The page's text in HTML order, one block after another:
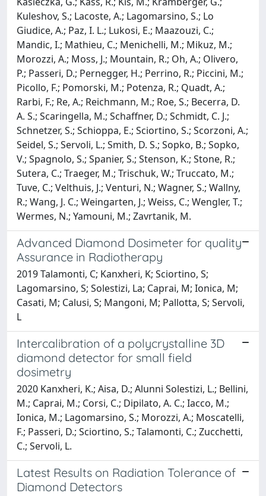
Kuleshov, S.; Lacoste, A.; Lagomarsino, S.; Lo
Giudice, A.; Paz, I. L.; Lukosi, E.; Maazouzi, C.;
Mandic, I.; Mathieu, C.; Menichelli, M.; Mikuz, M.;
Morozzi, A.; Moss, J.; Mountain, R.; Oh, A.; Olivero,
P.; Passeri, D.; Pernegger, H.; Perrino, R.; Piccini, M.;
Picollo, F.; Pomorski, M.; Potenza, R.; Quadt, A.;
Rarbi, F.; Re, A.; Reichmann, M.; Roe, S.; Becerra, D.
A. S.; Scaringella, M.; Schaffner, D.; Schmidt, C. J.;
Schnetzer, S.; Schioppa, E.; Sciortino, S.; Scorzoni, A.;
Seidel, S.; Servoli, L.; Smith, D. S.; Sopko, B.; Sopko,
V.; Spagnolo, S.; Spanier, S.; Stenson, K.; Stone, R.;
Sutera, C.; Traeger, M.; Trischuk, W.; Truccato, M.;
Tuve, C.; Velthuis, J.; Venturi, N.; Wagner, S.; Wallny,
R.; Wang, J. C.; Weingarten, J.; Weiss, C.; Wengler, T.;
Wermes, N.; Yamouni, M.; Zavrtanik, M.
Advanced Diamond Dosimeter for quality
Assurance in Radiotherapy
2019 Talamonti, C; Kanxheri, K; Sciortino, S;
Lagomarsino, S; Solestizi, La; Caprai, M; Ionica, M;
Casati, M; Calusi, S; Mangoni, M; Pallotta, S; Servoli,
L
Intercalibration of a polycrystalline 3D
diamond detector for small field
dosimetry
2020 Kanxheri, K.; Aisa, D.; Alunni Solestizi, L.; Bellini,
M.; Caprai, M.; Corsi, C.; Dipilato, A. C.; Iacco, M.;
Ionica, M.; Lagomarsino, S.; Morozzi, A.; Moscatelli,
F.; Passeri, D.; Sciortino, S.; Talamonti, C.; Zucchetti,
C.; Servoli, L.
Latest Results on Radiation Tolerance of
Diamond Detectors